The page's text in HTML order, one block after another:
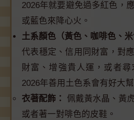
2026年就要避免過多紅色，
或藍色來降心火。
土系顏色（黃色、咖啡色、米
代表穩定、信用同財富，對
財富、增強貴人運，或者尋
2026年善用土色系會有好大幫
衣著配飾：
佩戴黃水晶、黃
或者著一對啡色的皮鞋。